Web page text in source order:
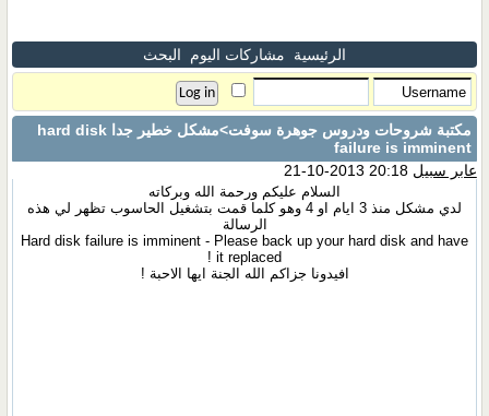
الرئيسية مشاركات اليوم البحث
مكتبة شروحات ودروس جوهرة سوفت
>مشكل خطير جدا hard disk
failure is imminent
عابر سبيل 20:18 2013-10-21
السلام عليكم ورحمة الله وبركاته
لدي مشكل منذ 3 ايام او 4 وهو كلما قمت بتشغيل الحاسوب تظهر لي هذه
الرسالة
Hard disk failure is imminent - Please back up your hard disk and have
it replaced !
افيدونا جزاكم الله الجنة ايها الاحبة !